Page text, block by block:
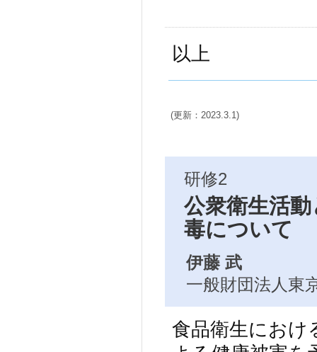
以上
(更新：2023.3.1)
研修2
公衆衛生活
毒について
伊藤 武
一般財団法人東
食品衛生におけ